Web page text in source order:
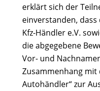
erklärt sich der
einverstanden,
Kfz-Händler e.V.
die abgegebene
Vor- und
Zusammenhang mit
Autohändler“ zur